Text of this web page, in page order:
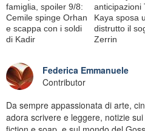
famiglia, spoiler 9/8:
Cemile spinge Orhan
e scappa con i soldi
di Kadir
anticipazioni
Kaya sposa
distrutto il
Zerrin
Federica Emmanuele
Contributor
Da sempre appassionata di arte,
adora scrivere e leggere, notizie